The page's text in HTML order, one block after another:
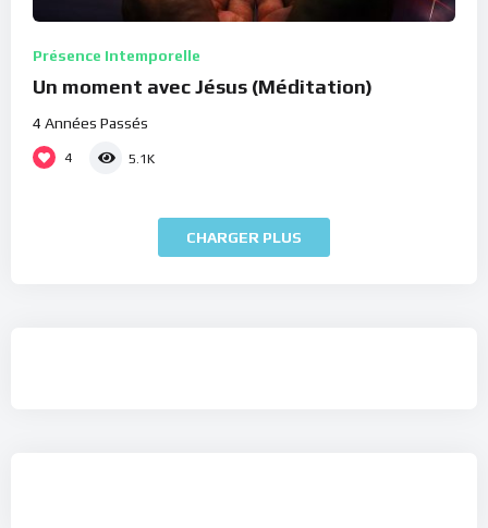
Présence Intemporelle
Un moment avec Jésus (Méditation)
4 Années Passés
4 5.1K
CHARGER PLUS